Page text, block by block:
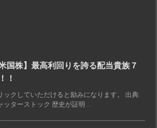
米国株】最高利回りを誇る配当貴族７
！
ックしていただけると励みになります。 出典:
ッターストック 歴史が証明 ...